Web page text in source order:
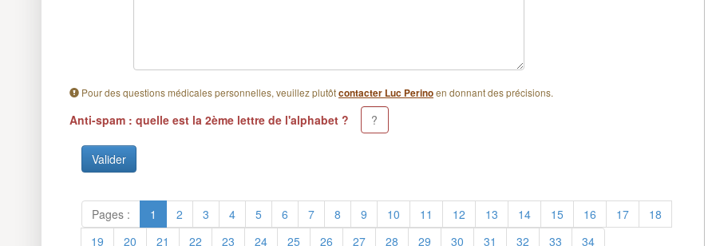
Pour des questions médicales personnelles, veuillez plutôtcontacter Luc Perinoen donnant des précisions.
Anti-spam : quelle est la 2ème lettre de l'alphabet ?
Pages : 1 2 3 4 5 6 7 8 9 10 11 12 13 14 15 16 17
18
19
20 21 22 23 24 25 26 27 28 29 30 31 32 33 34